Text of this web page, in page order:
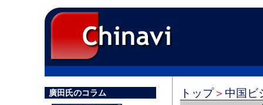
廣田氏のコラム トップ＞ 中国ビ